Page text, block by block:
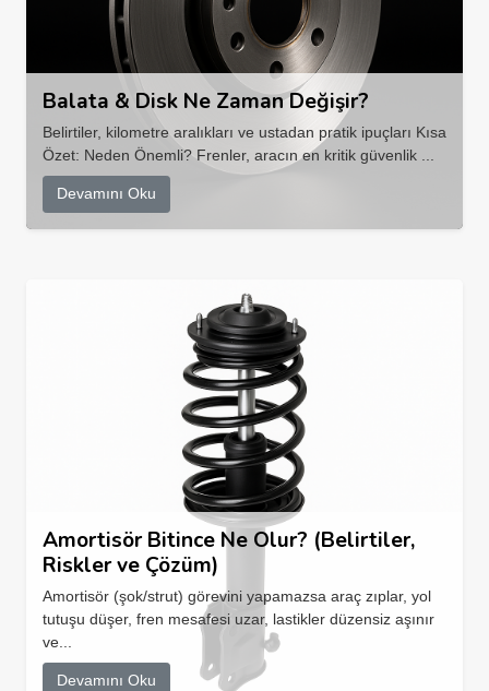
Balata & Disk Ne Zaman Değişir?
Belirtiler, kilometre aralıkları ve ustadan pratik ipuçları Kısa
Özet: Neden Önemli? Frenler, aracın en kritik güvenlik ...
Devamını Oku
Amortisör Bitince Ne Olur? (Belirtiler,
Riskler ve Çözüm)
Amortisör (şok/strut) görevini yapamazsa araç zıplar, yol
tutuşu düşer, fren mesafesi uzar, lastikler düzensiz aşınır
ve...
Devamını Oku